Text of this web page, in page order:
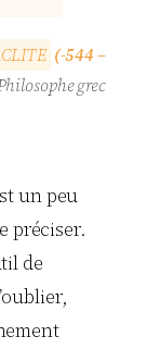
CLITE (-544 –
grec
un peu
préciser.
de